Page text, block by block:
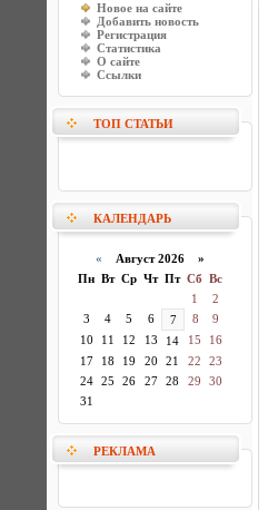
Новое на сайте
Добавить новость
Регистрация
Статистика
О сайте
Ссылки
ТОП СТАТЬИ
КАЛЕНДАРЬ
« Август 2026 »
Пн Вт Ср Чт Пт Сб Вс
1
2
3
4 5 6 7 8
9
10
11 12 13 14 15
16
17
18 19 20 21 22
23
24
25 26 27 28 29
30
31
РЕКЛАМА